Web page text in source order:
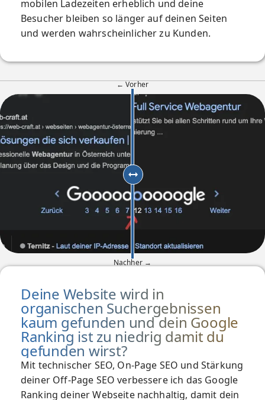
mobilen Ladezeiten erheblich und deine
Besucher bleiben so länger auf deinen Seiten
und werden wahrscheinlicher zu Kunden.
← Vorher
Nachher →
Deine Website wird in
organischen Suchergebnissen
kaum gefunden und dein Google
Ranking ist zu niedrig damit du
gefunden wirst?
Mit technischer SEO, On-Page SEO und Stärkung
deiner Off-Page SEO verbessere ich das Google
Ranking deiner Webseite nachhaltig, damit dein